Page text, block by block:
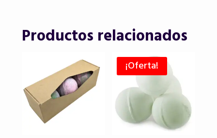
Productos relacionados
¡Oferta!